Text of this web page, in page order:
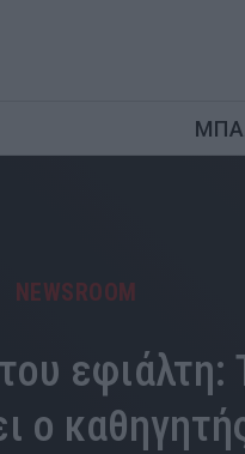
NEWSROOM
εφιάλτη:
ο